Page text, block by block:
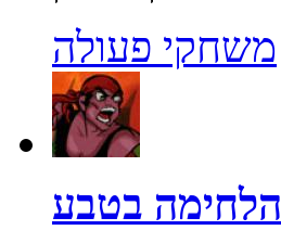
משחקי פעולה
הלחימה בטבע